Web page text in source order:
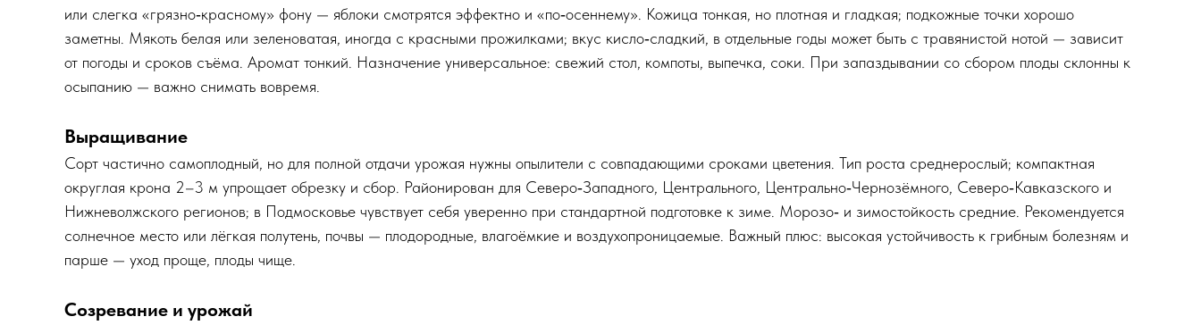
или слегка «грязно‑красному» фону — яблоки смотрятся эффектно и «по‑осеннему». Кожица тонкая, но плотная и гладкая; подкожные точки хорошо
заметны. Мякоть белая или зеленоватая, иногда с красными прожилками; вкус кисло‑сладкий, в отдельные годы может быть с травянистой нотой — зависит
от погоды и сроков съёма. Аромат тонкий. Назначение универсальное: свежий стол, компоты, выпечка, соки. При запаздывании со сбором плоды склонны к
осыпанию — важно снимать вовремя.
Выращивание
Сорт частично самоплодный, но для полной отдачи урожая нужны опылители с совпадающими сроками цветения. Тип роста среднерослый; компактная
округлая крона 2–3 м упрощает обрезку и сбор. Районирован для Северо‑Западного, Центрального, Центрально‑Чернозёмного, Северо‑Кавказского и
Нижневолжского регионов; в Подмосковье чувствует себя уверенно при стандартной подготовке к зиме. Морозо‑ и зимостойкость средние. Рекомендуется
солнечное место или лёгкая полутень, почвы — плодородные, влагоёмкие и воздухопроницаемые. Важный плюс: высокая устойчивость к грибным болезням и
парше — уход проще, плоды чище.
Созревание и урожай